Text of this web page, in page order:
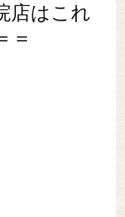
店はこれ
＝